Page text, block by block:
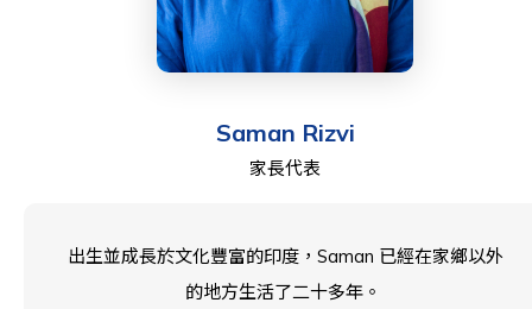
Saman Rizvi
家長代表
出生並成長於文化豐富的印度，Saman 已經在家鄉以外
的地方生活了二十多年。